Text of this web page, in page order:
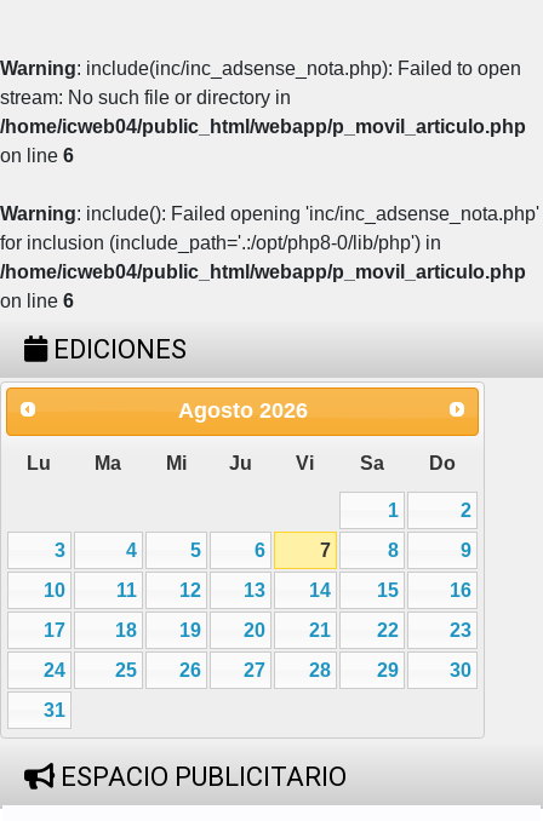
Warning: include(inc/inc_adsense_nota.php): Failed to open
stream: No such file or directory in
/home/icweb04/public_html/webapp/p_movil_articulo.php
on line 6
Warning: include(): Failed opening 'inc/inc_adsense_nota.php'
for inclusion (include_path='.:/opt/php8-0/lib/php') in
/home/icweb04/public_html/webapp/p_movil_articulo.php
on line 6
EDICIONES
Agosto 2026
Lu Ma Mi Ju Vi Sa Do
1
2
3
4 5 6 7 8
9
10
11 12 13 14 15
16
17
18 19 20 21 22
23
24
25 26 27 28 29
30
31
ESPACIO PUBLICITARIO